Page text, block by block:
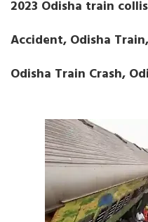
2023 Odisha train
Accident, Odisha
Odisha Train Crash,